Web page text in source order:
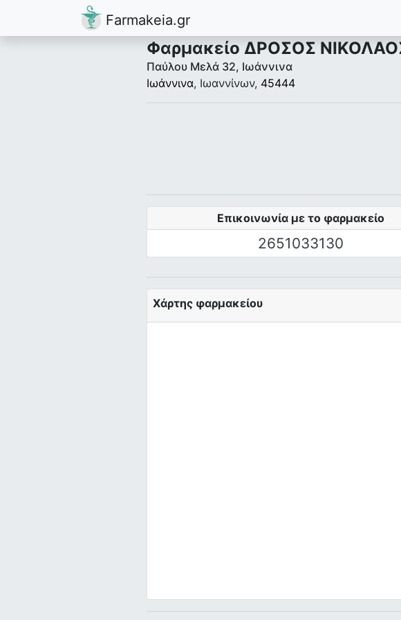
Farmakeia.gr
Φαρμακείο ΔΡΟΣΟΣ
Παύλου Μελά 32, Ιωάννινα
Ιωάννινα, Ιωαννίνων, 45444
Επικοινωνία με το φαρμακείο
2651033130
Χάρτης φαρμακείου